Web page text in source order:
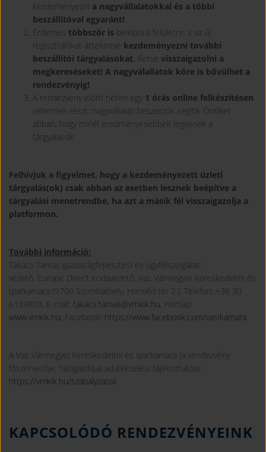
kezdeményezni a nagyvállalatokkal és a többi
beszállítóval egyaránt!
Érdemes többször is belépni a felületre, s az új
regisztrálókat áttekintve kezdeményezni további
beszállítói tárgyalásokat, illetve visszaigazolni a
megkereséseket! A nagyválallatok köre is bővülhet a
rendezvényig!
A rendezvény előtti héten egy 1 órás online felkészítésen
vehetnek részt: nagyvállalati beszerzők segítik Önöket
abban, hogy minél eredményesebbek legyenek a
tárgyalások.
Felhívjuk a figyelmet, hogy a kezdeményezett üzleti
tárgyalás(ok) csak abban az esetben lesznek beépítve a
tárgyalási menetrendbe, ha azt a másik fél visszaigazolja a
platformon.
További információ:
Takács Tamás gazdaságfejlesztési és ügyfélszolgálati
vezető, Europe Direct irodavezető, Vas Vármegyei Kereskedelmi és
Iparkamara (9700 Szombathely, Honvéd tér 2.). Telefon: +36 30
6189803, E-mail: takacs.tamas@vmkik.hu, Honlap:
www.vmkik.hu, Facebook: https://www.facebook.com/vasikamara
A Vas Vármegyei Kereskedelmi és Iparkamara (a rendezvény
főszervezője, házigazdája) adatkezelési tájékoztatója:
https://vmkik.hu/szabalyzatok
KAPCSOLÓDÓ RENDEZVÉNYEINK